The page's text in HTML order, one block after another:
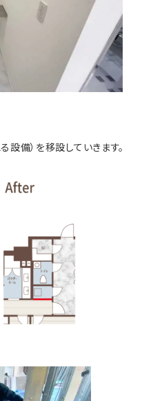
備）を移設していきます。